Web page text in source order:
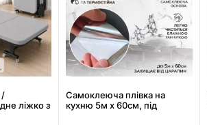
/
ліжко з
Самоклеюча плівка на
кухню 5м х 60см, під